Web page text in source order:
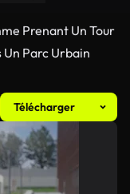
Prenant Un Tour
Un Parc Urbain
Télécharger